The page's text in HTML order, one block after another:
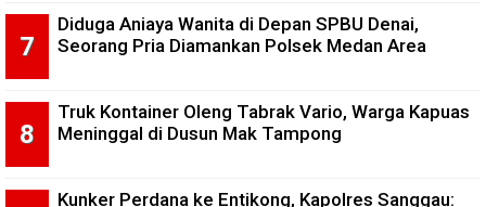
Diduga Aniaya Wanita di Depan SPBU Denai,
Seorang Pria Diamankan Polsek Medan Area
Truk Kontainer Oleng Tabrak Vario, Warga Kapuas
Meninggal di Dusun Mak Tampong
Kunker Perdana ke Entikong, Kapolres Sanggau: